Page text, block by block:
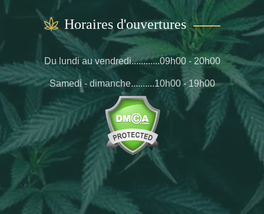
Horaires d'ouvertures
Du lundi au vendredi............09h00 - 20h00
Samedi - dimanche..........10h00 - 19h00